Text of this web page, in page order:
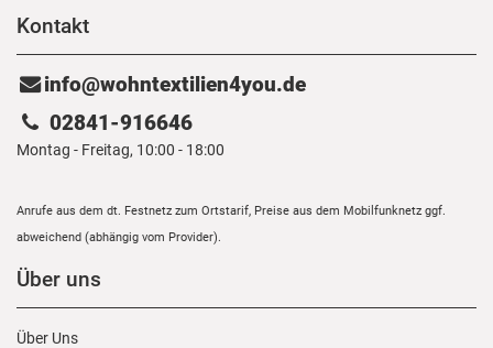
Kontakt
info@wohntextilien4you.de
02841-916646
Montag - Freitag, 10:00 - 18:00
Anrufe aus dem dt. Festnetz zum Ortstarif, Preise aus dem Mobilfunknetz ggf.
abweichend (abhängig vom Provider).
Über uns
Über Uns